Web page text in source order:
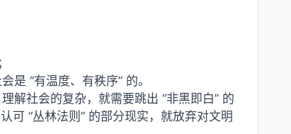
是 “有温度、有秩序” 的。
解社会的复杂，就需要跳出 “非黑即白” 的
“丛林法则” 的部分现实，就放弃对文明